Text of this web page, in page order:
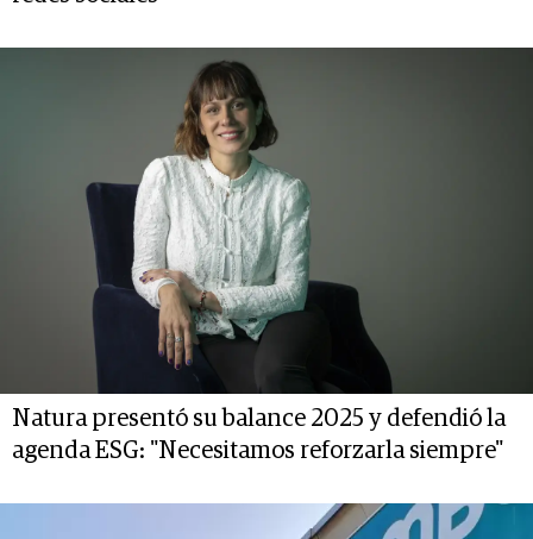
Natura presentó su balance 2025 y defendió la
agenda ESG: "Necesitamos reforzarla siempre"